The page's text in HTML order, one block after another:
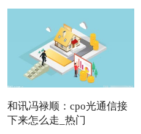
和讯冯禄顺：cpo光通信接
下来怎么走_热门